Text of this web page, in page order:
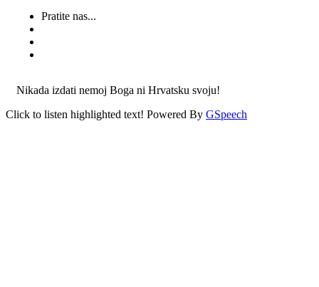
Pratite nas...
Nikada izdati nemoj Boga ni Hrvatsku svoju!
Click to listen highlighted text! Powered By GSpeech